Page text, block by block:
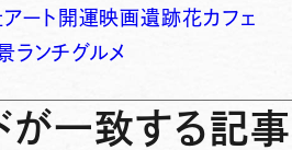
アート 開運映画遺跡花カフェ
ランチグルメ
が一致する記事